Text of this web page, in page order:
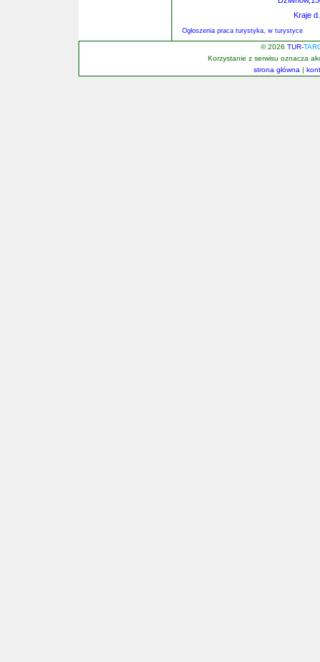
Kraje
Ogłoszenia praca turystyka, w turystyce
© 2026 TUR-
Korzystanie z serwisu oznacza
strona główna |